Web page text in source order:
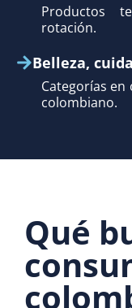
Productos
rotación.
Belleza,
Categorías
colombiano.
Qué